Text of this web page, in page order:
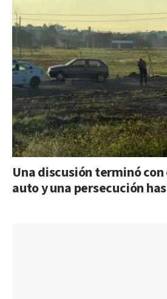
Una discusión terminó con
auto y una persecución